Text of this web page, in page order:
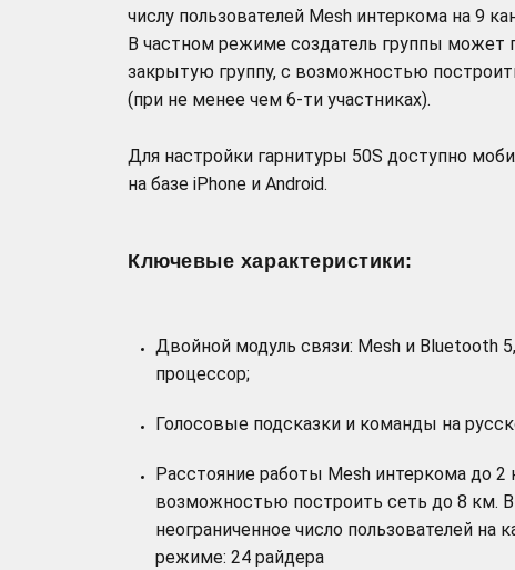
числу пользователей Mesh интеркома на 9
В частном режиме создатель группы может
закрытую группу, с возможностью
(при не менее чем 6-ти участниках).
Для настройки гарнитуры 50S доступно
на базе iPhone и Android.
Ключевые характеристики:
Двойной модуль связи: Mesh и Bluetooth
процессор;
Голосовые подсказки и команды на
Расстояние работы Mesh интеркома до
возможностью построить сеть до 8 км.
неограниченное число пользователей
режиме: 24 райдера